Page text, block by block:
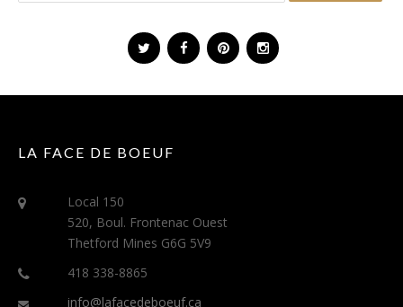
LA FACE DE BOEUF
Local 150
520, Boul. Frontenac Ouest
Thetford Mines G6G 5V9
418 338-8865
info@lafacedeboeuf.ca